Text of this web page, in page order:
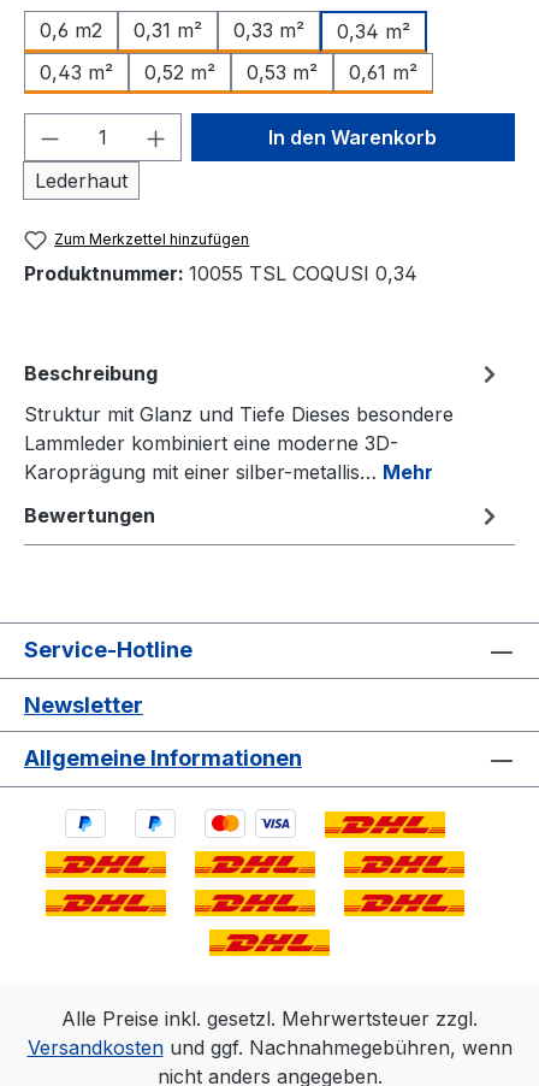
0,6 m2
0,31 m² 0,33 m²
0,34 m²
0,43 m²
0,52 m² 0,53 m² 0,61 m²
Produkt Anzahl: Gib den
Lederhaut
In den Warenkorb
Zum Merkzettel hinzufügen
Produktnummer: 10055 TSL COQUSI 0,34
Beschreibung
Struktur mit Glanz und Tiefe Dieses besondere
Lammleder kombiniert eine moderne 3D-
Karoprägung mit einer silber-metallis… Mehr
Bewertungen
Service-Hotline
Newsletter
Allgemeine Informationen
Alle Preise inkl. gesetzl. Mehrwertsteuer zzgl.
Versandkostenund ggf. Nachnahmegebühren, wenn
nicht anders angegeben.